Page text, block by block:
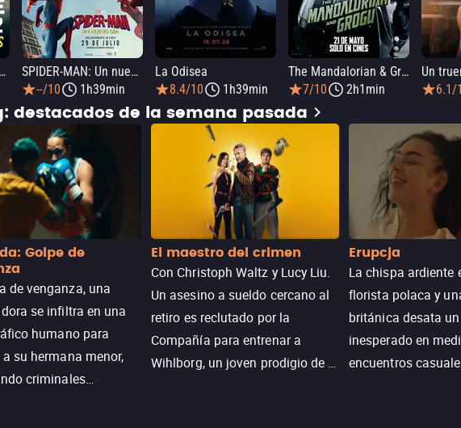
En busca de venganza 2: Ciudad de los lobos
SPIDER-MAN: Un nuevo día
--/10
1h39min
La Odisea
8.4/10
1h39min
The Mandalorian & Grogu
7/10
2h1min
6.1/
destacados de la semana pasada
Golpe de
de venganza, una
se infiltra en una
humano para
su hermana menor,
criminales
El maestro del crimen
Con Christoph Waltz y Lucy Liu.
Un asesino a sueldo cercano al
retiro es reclutado por la
Compañía para entrenar a
Wihlborg, un joven prodigio de la
Erupcja
La chispa ardiente
florista polaca y
británica desata
inesperado en
encuentros